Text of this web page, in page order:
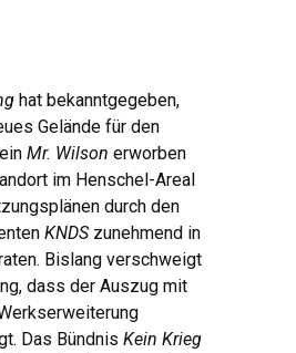
hat bekanntgegeben,
Gelände für den
Mr. Wilson erworben
im Henschel-Areal
durch den
KNDSzunehmend in
Bislang verschweigt
dass der Auszug mit
Das Bündnis Kein Krieg